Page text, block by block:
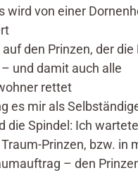
wird von einer
den Prinzen, der die
und damit auch alle
rettet
es mir als
die Spindel: Ich
Prinzen, bzw. in
– den